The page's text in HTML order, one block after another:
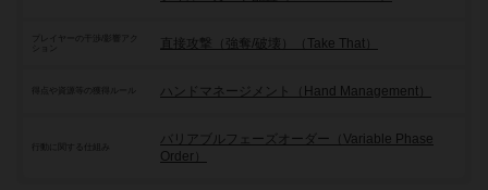
プレイヤーの干渉/影響アク
直接攻撃（強奪/破壊）（Take That）
ハンドマネージメント（Hand Management）
行動に関する仕組み
バリアブルフェーズオーダー（Variable Phase
Order）